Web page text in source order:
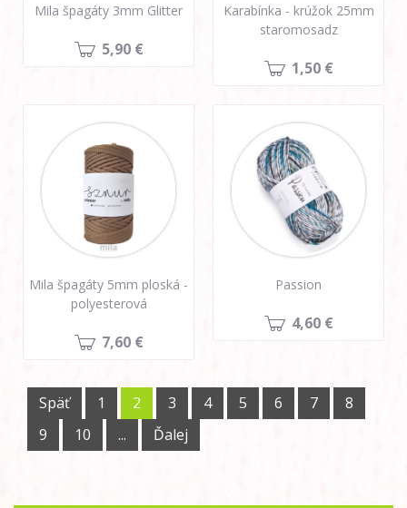
Mila špagáty 3mm Glitter
5,90 €
Karabínka - krúžok 25mm
staromosadz
1,50 €
Mila špagáty 5mm ploská -
polyesterová
7,60 €
Passion
4,60 €
Späť 1 2 3 4 5 6 7
8
9
10 ... Ďalej